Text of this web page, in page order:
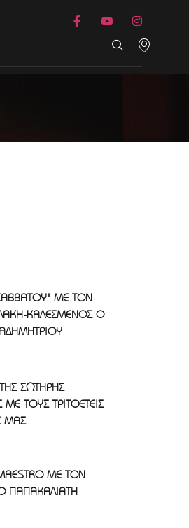
ΜΕ ΤΟΝ
ΚΑΛΕΣΜΕΝΟΣ Ο
ΣΩΤΗΡΗΣ
ΤΟΥΣ ΤΡΙΤΟΕΤΕΙΣ
ΜΑΣ
ΜΕ ΤΟΝ
ΠΑΠΑΚΑΛΙΑΤΗ